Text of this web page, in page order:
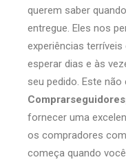
querem saber
entregue. Eles nos
experiências
esperar dias e às
seu pedido. Este não
fornecer uma
os compradores
começa quando